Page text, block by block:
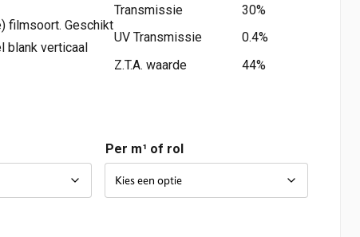
filmsoort. Geschikt
blank verticaal
Transmissie
30%
UV Transmissie
0.4%
Z.T.A. waarde
44%
Per m¹ of rol